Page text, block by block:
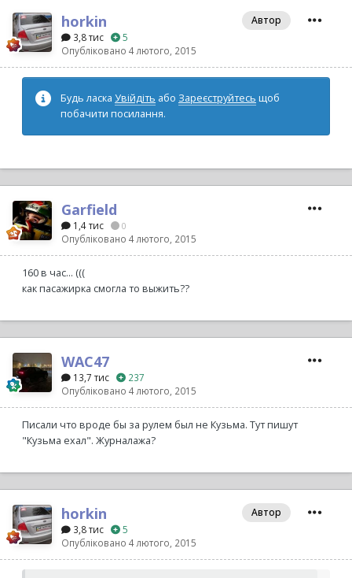
horkin
3,8 тис
5
Опубліковано 4 лютого, 2015
Автор
Будь ласка Увійдіть або Зареєструйтесь щоб
побачити посилання.
Garfield
1,4 тис 0
Опубліковано 4 лютого, 2015
160 в час... (((
как пасажирка смогла то выжить??
WAC47
13,7 тис
237
Опубліковано 4 лютого, 2015
Писали что вроде бы за рулем был не Кузьма. Тут пишут
"Кузьма ехал". Журналажа?
horkin
3,8 тис
5
Опубліковано 4 лютого, 2015
Автор